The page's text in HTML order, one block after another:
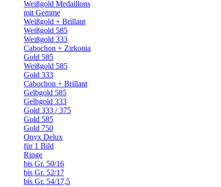
Weißgold Medaillons
mit Gemme
Weißgold + Brillant
Weißgold 585
Weißgold 333
Cabochon + Zirkonia
Gold 585
Weißgold 585
Gold 333
Cabochon + Brillant
Gelbgold 585
Gelbgold 333
Gold 333 / 375
Gold 585
Gold 750
Onyx Delux
für 1 Bild
Ringe
bis Gr. 50/16
bis Gr. 52/17
bis Gr. 54/17,5